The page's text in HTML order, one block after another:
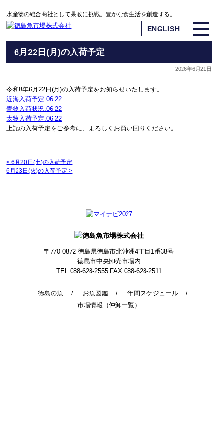
水産物の総合商社として果敢に挑戦。豊かな食生活を創造する。
ENGLISH
6月22日(月)の入荷予定
2026年6月21日
令和8年6月22日(月)の入荷予定をお知らせいたします。
近海入荷予定.06.22
青物入荷状況.06.22
太物入荷予定.06.22
上記の入荷予定をご参考に、よろしくお買い回りください。
< 6月20日(土)の入荷予定
6月23日(火)の入荷予定>
徳島の魚 お魚図鑑
年間スケジュール
市場情報（仲卸一覧）
〒770-0872徳島県徳島市北沖洲4丁目1番38号
徳島市中央卸売市場内
TEL 088-628-2555 FAX 088-628-2511